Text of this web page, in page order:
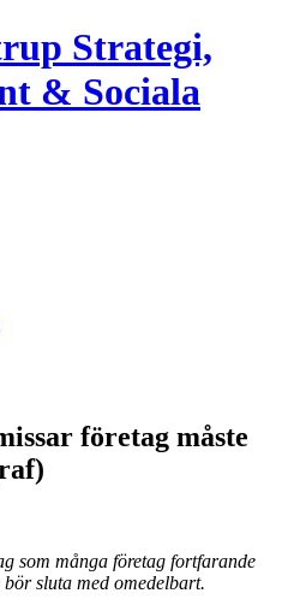
Strategi,
& Sociala
företag måste
som många företag fortfarande
sluta med omedelbart.